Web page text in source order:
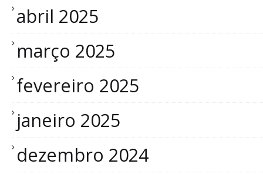
abril 2025
março 2025
fevereiro 2025
janeiro 2025
dezembro 2024